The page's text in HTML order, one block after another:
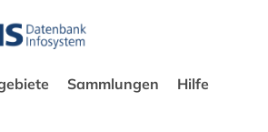
Sammlungen Hilfe